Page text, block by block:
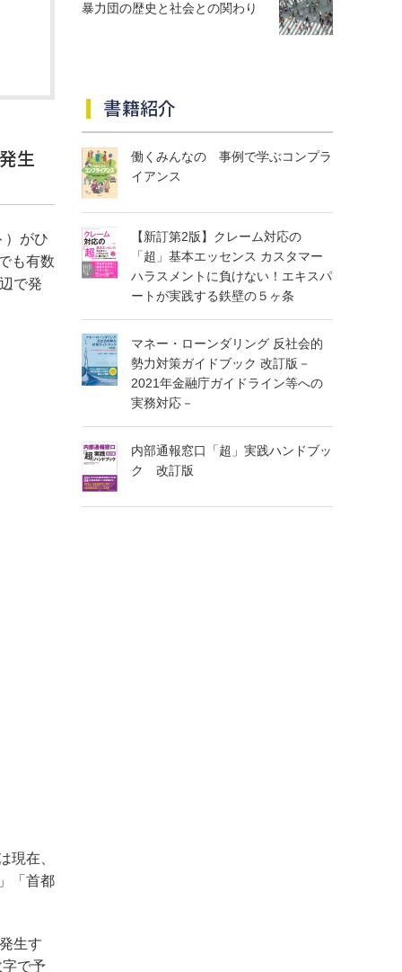
生
）がひ
も有数
で発
現在、
「首都
生す
で予
暴力団の歴史と社会との関わり
書籍紹介
働くみんなの 事例で学ぶコンプラ
イアンス
【新訂第2版】クレーム対応の
「超」基本エッセンス カスタマー
ハラスメントに負けない！エキスパ
ートが実践する鉄壁の５ヶ条
マネー・ローンダリング 反社会的
勢力対策ガイドブック 改訂版－
2021年金融庁ガイドライン等への
実務対応－
内部通報窓口「超」実践ハンドブッ
ク 改訂版